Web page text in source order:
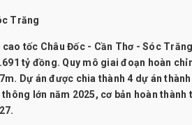
Trăng
cao tốc Châu Đốc - Cần Thơ - Sóc
tỷ đồng. Quy mô giai đoạn hoàn
Dự án được chia thành 4 dự án
lớn năm 2025, cơ bản hoàn thành